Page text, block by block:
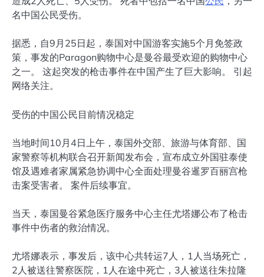
名中国公民受伤。
据悉，自9月25日起，泰国对中国游客实施5个月免签政
策，事发的Paragon购物中心是曼谷最受欢迎的购物中心
之一。 这起突发的枪击事件在中国产生了巨大影响。 引起
网络关注。
受伤的中国公民目前情况稳定
当地时间10月4日上午，泰国外交部、旅游与体育部、国
家警察等机构联合召开新闻发布会，宣布成立外国驻泰使
馆及遇难者家属紧急协调中心全面处理曼谷暹罗百丽宫枪
击案受害者。 案件后续事宜。
当天，泰国曼谷紧急医疗服务中心主任尤塔娜公布了枪击
事件中伤者的救治情况。
尤塔娜表示，事发后，该中心共转运7人，1人当场死亡，
2人被送往警察医院，1人在途中死亡，3人被送往朱拉隆